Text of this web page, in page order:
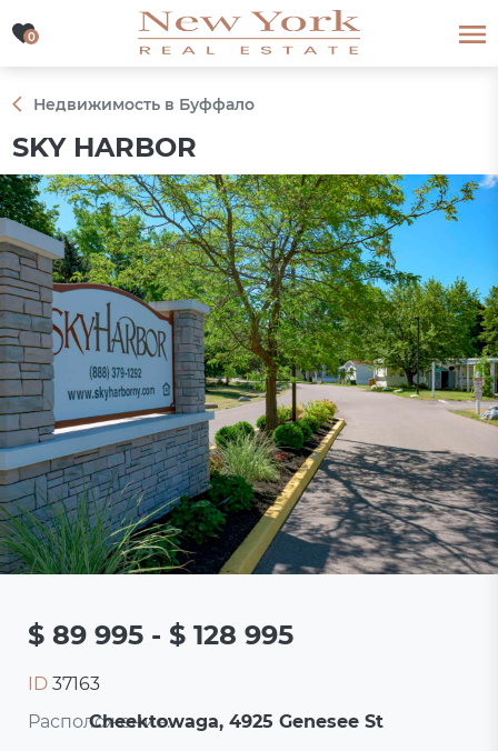
0
0
Недвижимость в Буффало
SKY HARBOR
$ 89 995 - $ 128 995
ID 37163
Расположение:
Cheektowaga, 4925 Genesee St